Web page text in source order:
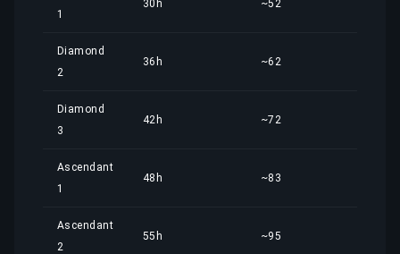
1
30h ~52
Diamond
2
36h ~62
Diamond
3
42h ~72
Ascendant
1
48h ~83
Ascendant
2
55h ~95